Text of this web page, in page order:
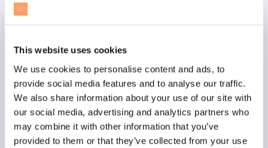
This website uses cookies
We use cookies to personalise content and ads, to
provide social media features and to analyse our traffic.
We also share information about your use of our site with
our social media, advertising and analytics partners who
may combine it with other information that you’ve
provided to them or that they’ve collected from your use
veya programa göre farklılaşmaz, yalnızca birebir
ders tercih edilirse aynı sürede grup fiyatının iki katı
uygulanır. Hedefiniz ne ise, ona uygun yol haritasını
ücretsiz tanışma dersinde birlikte çıkarıyoruz.
Yazılım Eğitimi Ücretleri: Seçenekleri Karşılaştırma
Çerçevesi
Piyasadaki seçenekleri isim vermeden, yapıları
üzerinden karşılaştırmak en dürüst yöntem. Ücret